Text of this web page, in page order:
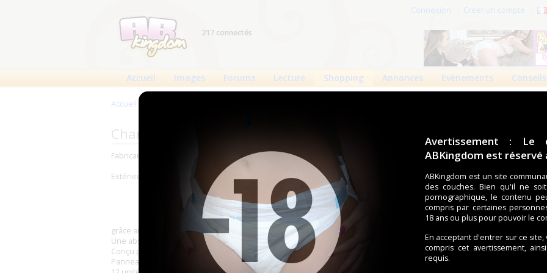
Avertissement : Le
ABKingdom est réservé
ABKingdom est un site
des couches. Bien qu'il ne
pornographique, le contenu
compris par certaines
18 ans ou plus pour pouvoir le
En acceptant d'entrer sur ce
compris cet avertissement,
requis.
Connexion Créer un compte
217 connectés
Accueil Images Forums Lecture Shopping Annonces Evènements Conseils
Accueil
Changes complets Nappiesrus : PlayDayz Boys
2
0
Fabricant : Nappiesrus ( Incontinence Shop Ltd )
Extérieur : Intissé
Une couche avec un extérieur doux en coton respirant.
Ceinture élastique à l'avant et à l'arrière.
Un système de 4 adhésifs solides et repositionnables
grâce au panneau avant renforcé (tape zone).
Une absorption totale d'environ 3500 ml.
Conçu pour être porté en toute discrétion grâce au SAP japonais dernière génération.
Panneau avant renforcé (tape zone) imprimé avec 4 dessins différents par paquet.